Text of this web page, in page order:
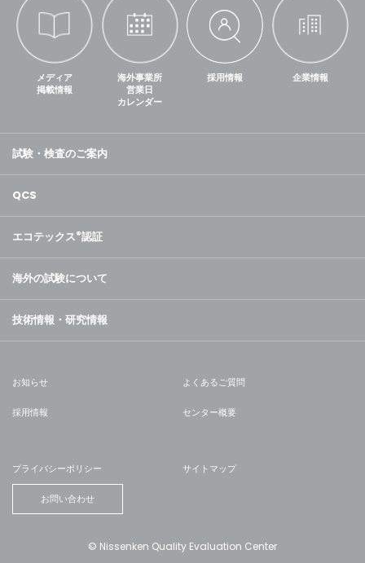
メディア
掲載情報
海外事業所
営業日
カレンダー
採用情報 企業情報
試験・検査のご案内
QCS
エコテックス®認証
海外の試験について
技術情報・研究情報
お知らせ よくあるご質問
採用情報 センター概要
プライバシーポリシー サイトマップ
お問い合わせ
© Nissenken Quality Evaluation Center